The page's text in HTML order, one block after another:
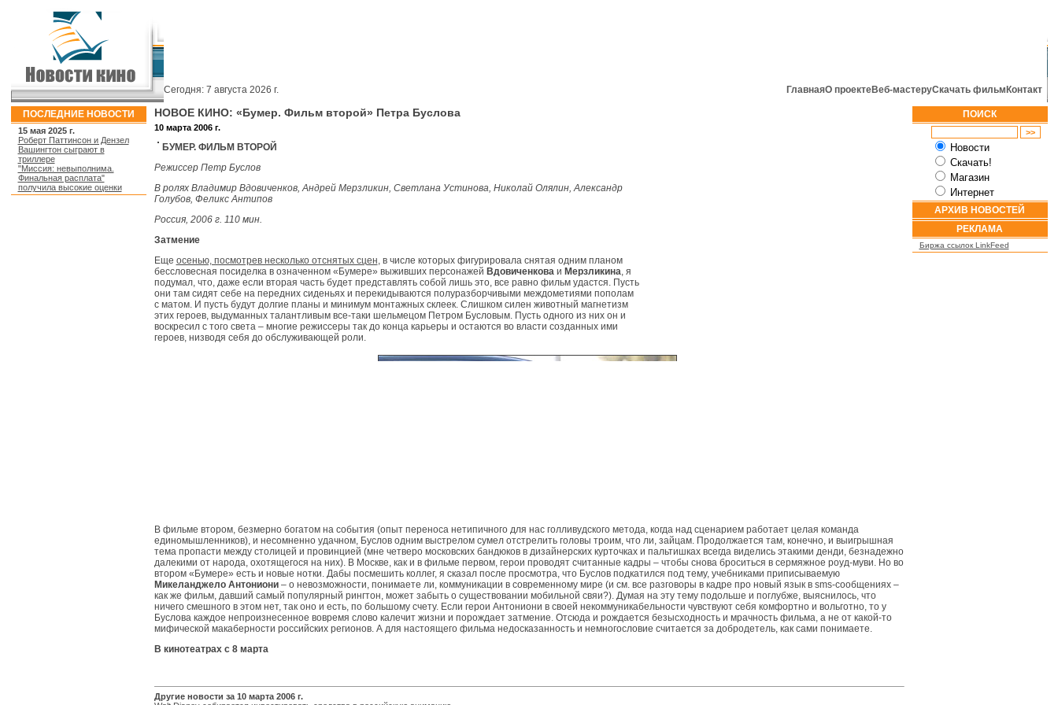
Сегодня: 7 августа 2026 г. ГлавнаяО проектеВеб-мастеруСкачать фильм Контакт
ПОСЛЕДНИЕ НОВОСТИ
15 мая 2025 г.
Роберт Паттинсон и Дензел
Вашингтон сыграют в
триллере
"Миссия: невыполнима.
Финальная расплата"
получила высокие оценки
НОВОЕ КИНО: «Бумер. Фильм второй» Петра Буслова
10 марта 2006 г.
БУМЕР. ФИЛЬМ ВТОРОЙ
Режиссер Петр Буслов
В ролях Владимир Вдовиченков, Андрей Мерзликин, Светлана Устинова, Николай Олялин, Александр
Голубов, Феликс Антипов
Россия, 2006 г. 110 мин.
Затмение
Еще осенью, посмотрев несколько отснятых сцен, в числе которых фигурировала снятая одним планом
бессловесная посиделка в означенном «Бумере» выживших персонажей Вдовиченковаи Мерзликина, я
подумал, что, даже если вторая часть будет представлять собой лишь это, все равно фильм удастся. Пусть
они там сидят себе на передних сиденьях и перекидываются полуразборчивыми междометиями пополам
с матом. И пусть будут долгие планы и минимум монтажных склеек. Слишком силен животный магнетизм
этих героев, выдуманных талантливым все-таки шельмецом Петром Бусловым. Пусть одного из них он и
воскресил с того света – многие режиссеры так до конца карьеры и остаются во власти созданных ими
героев, низводя себя до обслуживающей роли.
В фильме втором, безмерно богатом на события (опыт переноса нетипичного для нас голливудского метода, когда над сценарием работает целая команда
единомышленников), и несомненно удачном, Буслов одним выстрелом сумел отстрелить головы троим, что ли, зайцам. Продолжается там, конечно, и выигрышная
тема пропасти между столицей и провинцией (мне четверо московских бандюков в дизайнерских курточках и пальтишках всегда виделись этакими денди, безнадежно
далекими от народа, охотящегося на них). В Москве, как и в фильме первом, герои проводят считанные кадры – чтобы снова броситься в сермяжное роуд-муви. Но во
втором «Бумере» есть и новые нотки. Дабы посмешить коллег, я сказал после просмотра, что Буслов подкатился под тему, учебниками приписываемую
Микеланджело Антониони– о невозможности, понимаете ли, коммуникации в современному мире (и см. все разговоры в кадре про новый язык в sms-сообщениях –
как же фильм, давший самый популярный рингтон, может забыть о существовании мобильной свяи?). Думая на эту тему подольше и поглубже, выяснилось, что
ничего смешного в этом нет, так оно и есть, по большому счету. Если герои Антониони в своей некоммуникабельности чувствуют себя комфортно и вольготно, то у
Буслова каждое непроизнесенное вовремя слово калечит жизни и порождает затмение. Отсюда и рождается безысходность и мрачность фильма, а не от какой-то
мифической макаберности российских регионов. А для настоящего фильма недосказанность и немногословие считается за добродетель, как сами понимаете.
В кинотеатрах с 8 марта
Другие новости за 10 марта 2006 г.
ПОИСК
Новости
Скачать!
Магазин
Интернет
АРХИВ НОВОСТЕЙ
РЕКЛАМА
Биржа ссылок LinkFeed